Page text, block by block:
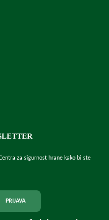
za sigurnost hrane kako bi ste
PRIJAVA